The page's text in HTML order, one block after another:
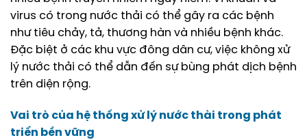
virus có trong nước thải có thể gây ra các bệnh
như tiêu chảy, tả, thương hàn và nhiều bệnh khác.
Đặc biệt ở các khu vực đông dân cư, việc không xử
lý nước thải có thể dẫn đến sự bùng phát dịch bệnh
trên diện rộng.
Vai trò của hệ thống xử lý nước thải trong phát
triển bền vững